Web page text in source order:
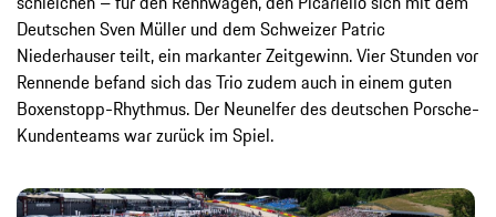
Deutschen Sven Müller und dem Schweizer Patric
Niederhauser teilt, ein markanter Zeitgewinn. Vier Stunden vor
Rennende befand sich das Trio zudem auch in einem guten
Boxenstopp-Rhythmus. Der Neunelfer des deutschen Porsche-
Kundenteams war zurück im Spiel.